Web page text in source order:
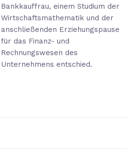
Bankkauffrau, einem Studium der
Wirtschaftsmathematik und der
anschließenden Erziehungspause
für das Finanz- und
Rechnungswesen des
Unternehmens entschied.